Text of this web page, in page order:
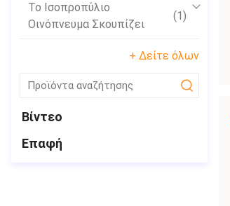
Το Ισοπροπύλιο
Οινόπνευμα Σκουπίζει
(1)
+ Δείτε όλων
submit
Βίντεο
Επαφή